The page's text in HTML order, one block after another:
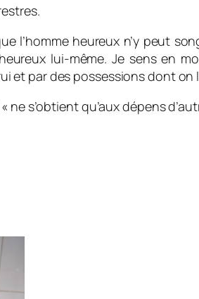
l’homme heureux n’y peut
heureux lui-même. Je sens en
et par des possessions dont on
s’obtient qu’aux dépens